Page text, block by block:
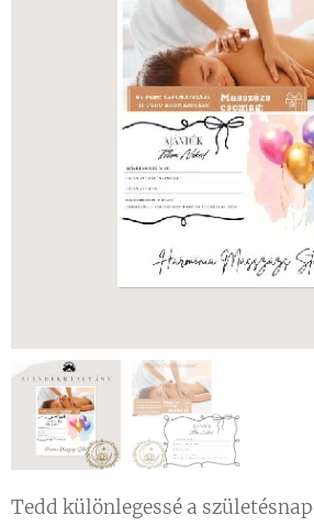
Tedd különlegessé a